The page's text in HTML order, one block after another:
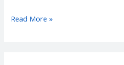
Pelatihan
Read More »